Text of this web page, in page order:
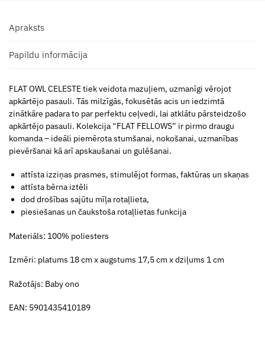
Apraksts
Papildu informācija
FLAT OWL CELESTE tiek veidota mazuļiem, uzmanīgi vērojot
apkārtējo pasauli. Tās milzīgās, fokusētās acis un iedzimtā
zinātkāre padara to par perfektu ceļvedi, lai atklātu pārsteidzošo
apkārtējo pasauli. Kolekcija “FLAT FELLOWS” ir pirmo draugu
komanda – ideāli piemērota stumšanai, nokošanai, uzmanības
pievēršanai kā arī apskaušanai un gulēšanai.
attīsta izziņas prasmes, stimulējot formas, faktūras un skaņas
attīsta bērna iztēli
dod drošības sajūtu mīļa rotaļlieta,
piesiešanas un čaukstoša rotaļlietas funkcija
Materiāls: 100% poliesters
Izmēri: platums 18 cm x augstums 17,5 cm x dziļums 1 cm
Ražotājs: Baby ono
EAN: 5901435410189